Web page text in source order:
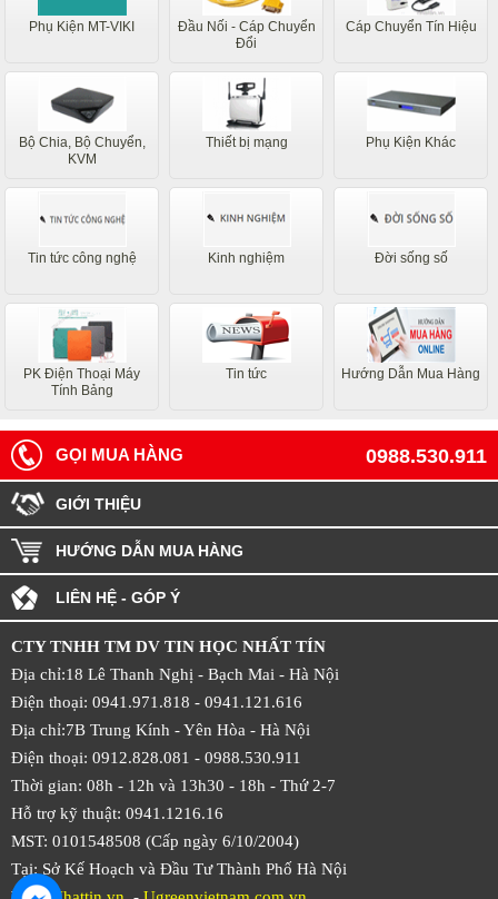
Phụ Kiện MT-VIKI
Đầu Nối - Cáp Chuyển
Đổi
Cáp Chuyển Tín Hiệu
Bộ Chia, Bộ Chuyển,
KVM
Thiết bị mạng Phụ Kiện Khác
Tin tức công nghệ Kinh nghiệm Đời sống số
PK Điện Thoại Máy
Tính Bảng
Tin tức Hướng Dẫn Mua Hàng
0988.530.911
GỌI MUA HÀNG
GIỚI THIỆU
HƯỚNG DẪN MUA HÀNG
LIÊN HỆ - GÓP Ý
CTY TNHH TM DV TIN HỌC NHẤT TÍN
Địa chỉ:18 Lê Thanh Nghị - Bạch Mai - Hà Nội
Điện thoại: 0941.971.818 - 0941.121.616
Địa chỉ:7B Trung Kính - Yên Hòa - Hà Nội
Điện thoại: 0912.828.081 - 0988.530.911
Thời gian: 08h - 12h và 13h30 - 18h - Thứ 2-7
Hỗ trợ kỹ thuật: 0941.1216.16
MST: 0101548508 (Cấp ngày 6/10/2004)
Tại: Sở Kế Hoạch và Đầu Tư Thành Phố Hà Nội